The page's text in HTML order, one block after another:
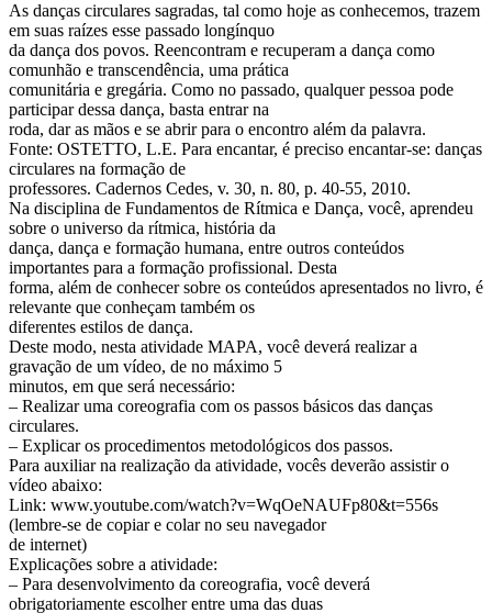
As danças circulares sagradas, tal como hoje as conhecemos, trazem
em suas raízes esse passado longínquo
da dança dos povos. Reencontram e recuperam a dança como
comunhão e transcendência, uma prática
comunitária e gregária. Como no passado, qualquer pessoa pode
participar dessa dança, basta entrar na
roda, dar as mãos e se abrir para o encontro além da palavra.
Fonte: OSTETTO, L.E. Para encantar, é preciso encantar-se: danças
circulares na formação de
professores. Cadernos Cedes, v. 30, n. 80, p. 40-55, 2010.
Na disciplina de Fundamentos de Rítmica e Dança, você, aprendeu
sobre o universo da rítmica, história da
dança, dança e formação humana, entre outros conteúdos
importantes para a formação profissional. Desta
forma, além de conhecer sobre os conteúdos apresentados no livro, é
relevante que conheçam também os
diferentes estilos de dança.
Deste modo, nesta atividade MAPA, você deverá realizar a
gravação de um vídeo, de no máximo 5
minutos, em que será necessário:
– Realizar uma coreografia com os passos básicos das danças
circulares.
– Explicar os procedimentos metodológicos dos passos.
Para auxiliar na realização da atividade, vocês deverão assistir o
vídeo abaixo:
Link: www.youtube.com/watch?v=WqOeNAUFp80&t=556s
(lembre-se de copiar e colar no seu navegador
de internet)
Explicações sobre a atividade:
– Para desenvolvimento da coreografia, você deverá
obrigatoriamente escolher entre uma das duas